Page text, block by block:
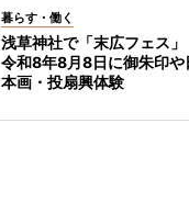
暮らす・働く
浅草神社で「末広フェス
令和8年8月8日に御朱印や
本画・投扇興体験